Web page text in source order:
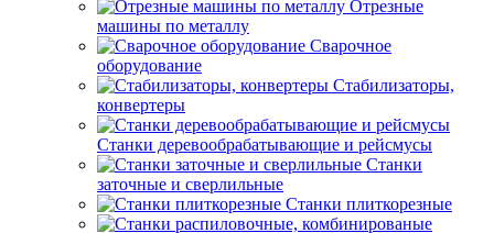
Отрезные
машины по металлу
Сварочное
оборудование
Стабилизаторы,
конвертеры
Станки деревообрабатывающие и рейсмусы
Станки
заточные и сверлильные
Станки плиткорезные